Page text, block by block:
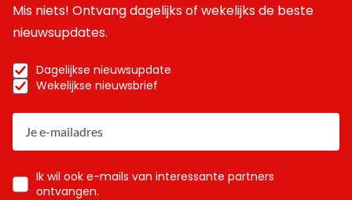
Mis niets! Ontvang dagelijks of wekelijks de beste
nieuwsupdates.
Dagelijkse nieuwsupdate
Wekelijkse nieuwsbrief
Ik wil ook e-mails van interessante partners
ontvangen.